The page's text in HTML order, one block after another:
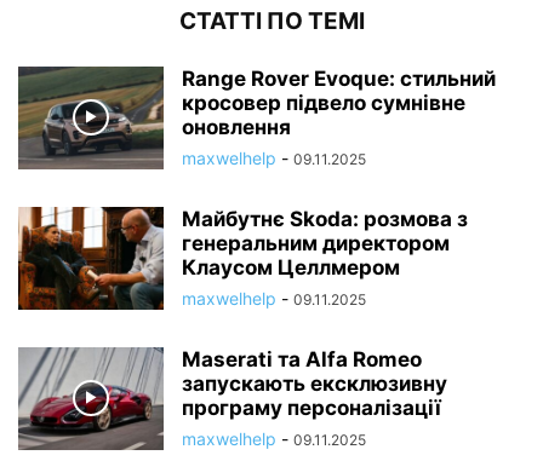
СТАТТІ ПО ТЕМІ
Range Rover Evoque: стильний
кросовер підвело сумнівне
оновлення
maxwelhelp - 09.11.2025
Майбутнє Skoda: розмова з
генеральним директором
Клаусом Целлмером
maxwelhelp - 09.11.2025
Maserati та Alfa Romeo
запускають ексклюзивну
програму персоналізації
maxwelhelp - 09.11.2025